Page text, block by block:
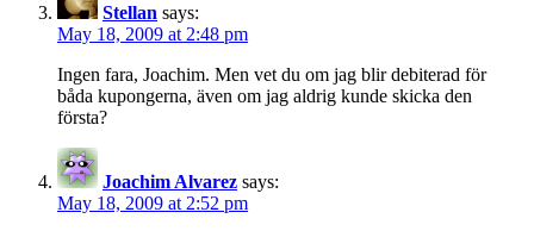
Stellan says:
May 18, 2009 at 2:48 pm
Ingen fara, Joachim. Men vet du om jag blir debiterad för
båda kupongerna, även om jag aldrig kunde skicka den
första?
Joachim Alvarez says:
May 18, 2009 at 2:52 pm